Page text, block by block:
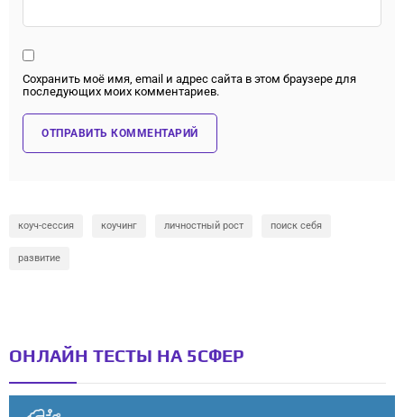
Сохранить моё имя, email и адрес сайта в этом браузере для
последующих моих комментариев.
коуч-сессия коучинг личностный рост поиск себя
развитие
ОНЛАЙН ТЕСТЫ НА 5СФЕР